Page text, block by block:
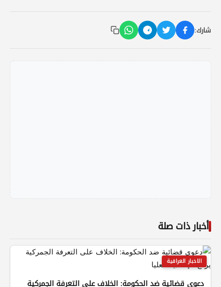
شارك:
أخبار ذات صلة
الاخبار العراقية
دعوى قضائية ضد الحكومة: الخلاف على التعرفة الجمركية